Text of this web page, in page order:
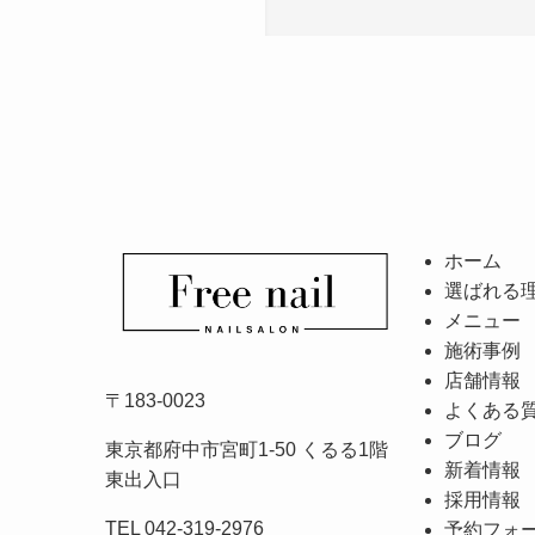
〒183-0023
東京都府中市宮町1-50 くるる1階
東出入口
TEL 042-319-2976
ホーム
選ばれる
メニュー
施術事例
店舗情報
よくある
ブログ
新着情報
採用情報
予約フォ